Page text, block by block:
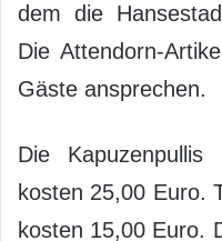
dem die
Die Attendorn-
Gäste ansprechen.
Die
kosten 25,00 Euro.
kosten 15,00 Euro.